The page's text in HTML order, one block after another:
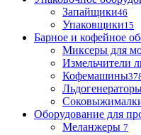
Запайщики46
Упаковщики15
Барное и кофейное
Миксеры для
Измельчители
Кофемашины
Оборудование для
Меланжеры 7